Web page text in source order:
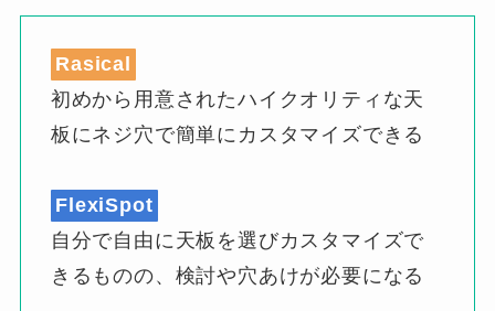
Rasical
初めから用意されたハイクオリティな天
板にネジ穴で簡単にカスタマイズできる
FlexiSpot
自分で自由に天板を選びカスタマイズで
きるものの、検討や穴あけが必要になる